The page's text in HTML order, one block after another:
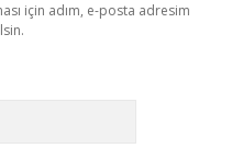
için adım, e-posta adresim